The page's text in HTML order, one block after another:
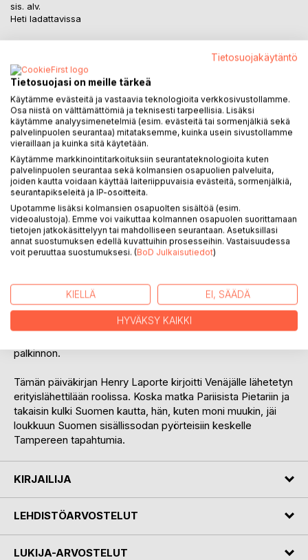
sis. alv.
Heti ladattavissa
Lisää muistilistalle
Arvostele tuote
KUVAUS
ensimmäisen maailmansodan ympärysvaltojen edustajan
näkemyksiä sekä Venäjän vallankumouksesta että Suomen
sisällissodasta mukaan lukien myös Brest-Litovskin rauha.
palkinnon.
Tämän päiväkirjan Henry Laporte kirjoitti Venäjälle lähetetyn
erityislähettilään roolissa. Koska matka Pariisista Pietariin ja
takaisin kulki Suomen kautta, hän, kuten moni muukin, jäi
loukkuun Suomen sisällissodan pyörteisiin keskelle
Tampereen tapahtumia.
KIRJAILIJA
LEHDISTÖARVOSTELUT
LUKIJA-ARVOSTELUT
Tietosuojakäytäntö
Tietosuojasi on meille tärkeä
Käytämme evästeitä ja vastaavia teknologioita verkkosivustollamme.
Osa niistä on välttämättömiä ja teknisesti tarpeellisia. Lisäksi
käytämme analyysimenetelmiä (esim. evästeitä tai sormenjälkiä sekä
palvelinpuolen seurantaa) mitataksemme, kuinka usein sivustollamme
vieraillaan ja kuinka sitä käytetään.
Käytämme markkinointitarkoituksiin seurantateknologioita kuten
palvelinpuolen seurantaa sekä kolmansien osapuolien palveluita,
joiden kautta voidaan käyttää laiteriippuvaisia evästeitä, sormenjälkiä,
seurantapikseleitä ja IP-osoitteita.
Upotamme lisäksi kolmansien osapuolten sisältöä (esim.
videoalustoja). Emme voi vaikuttaa kolmannen osapuolen suorittamaan
tietojen jatkokäsittelyyn tai mahdolliseen seurantaan. Asetuksillasi
annat suostumuksen edellä kuvattuihin prosesseihin. Vastaisuudessa
voit peruuttaa suostumuksesi. (BoD Julkaisutiedot)
KIELLÄ EI, SÄÄDÄ
HYVÄKSY KAIKKI